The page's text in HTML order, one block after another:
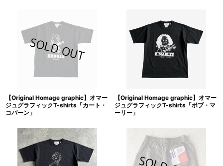
【Original Homage graphic】オマー
ジュグラフィックT-shirts「カート・
コバーン」
【Original Homage graphic】オマー
ジュグラフィックT-shirts「ボブ・マ
ーリー」